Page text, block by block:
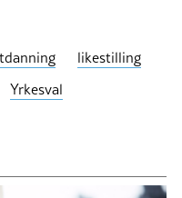
likestilling
Yrkesval